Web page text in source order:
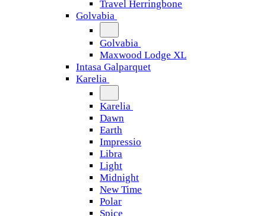
Travel Herringbone
Golvabia
Golvabia
Maxwood Lodge XL
Intasa Galparquet
Karelia
Karelia
Dawn
Earth
Impressio
Libra
Light
Midnight
New Time
Polar
Spice